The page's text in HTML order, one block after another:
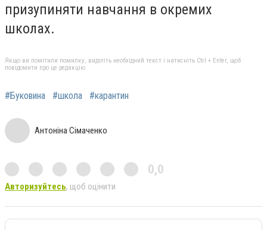
призупиняти навчання в окремих
школах.
Якщо ви помітили помилку, виділіть необхідний текст і натисніть Ctrl + Enter, щоб
повідомити про це редакцію
#Буковина #школа #карантин
Антоніна Сімаченко
0,0
Авторизуйтесь, щоб оцінити